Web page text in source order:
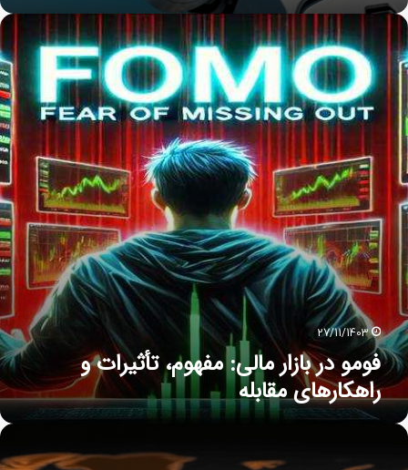
27/11/1403
فومو در بازار مالی: مفهوم، تأثیرات و
راهکارهای مقابله